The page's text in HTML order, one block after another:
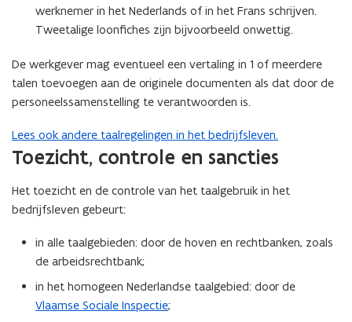
werknemer in het Nederlands of in het Frans schrijven.
Tweetalige loonfiches zijn bijvoorbeeld onwettig.
De werkgever mag eventueel een vertaling in 1 of meerdere
talen toevoegen aan de originele documenten als dat door de
personeelssamenstelling te verantwoorden is.
Lees ook andere taalregelingen in het bedrijfsleven.
Toezicht, controle en sancties
Het toezicht en de controle van het taalgebruik in het
bedrijfsleven gebeurt:
in alle taalgebieden: door de hoven en rechtbanken, zoals
de arbeidsrechtbank;
in het homogeen Nederlandse taalgebied: door de
Vlaamse Sociale Inspectie;